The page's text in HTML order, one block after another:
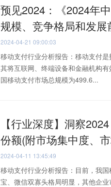
预见2024：《2024年
规模、竞争格局和发展
2024-04-21 09:00:03
移动支付行业分析报告：移动支付
其将互联网、终端设备和金融机构
国移动支付市场总规模为499.6...
【行业深度】洞察
份额(附市场集中度、
2024-04-11 13:45:49
移动支付行业分析报告：目前，我
宝、微信双寡头格局明显，其他企